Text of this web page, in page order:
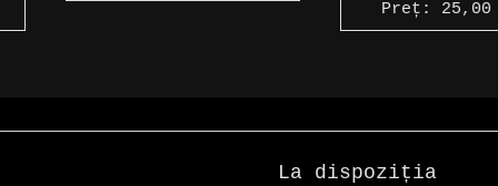
Preț:
La dispoziția